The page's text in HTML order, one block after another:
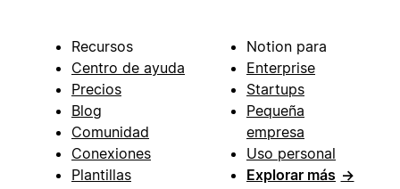
Recursos
Centro de ayuda
Precios
Blog
Comunidad
Conexiones
Plantillas
Notion para
Enterprise
Startups
Pequeña
empresa
Uso personal
Explorar más →